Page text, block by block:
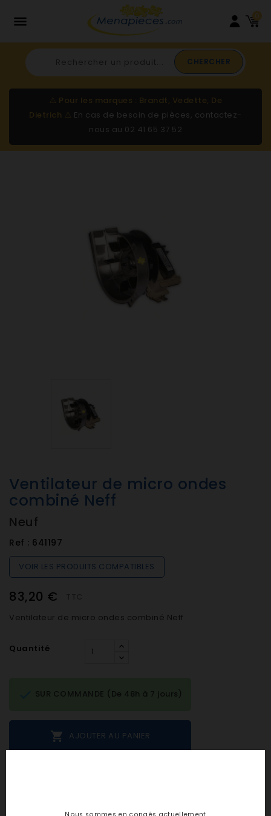
 0
CHERCHER
⚠️ Pour les marques : Brandt, Vedette, De
Dietrich ⚠️ En cas de besoin de pièces, contactez-
nous au 02 41 65 37 52
Ventilateur de micro ondes
combiné Neff
Neuf
Ref : 641197
VOIR LES PRODUITS COMPATIBLES
83,20 €
Ventilateur de micro ondes combiné Neff
Quantité
 AJOUTER AU PANIER
SUR COMMANDE (De 48h à 7 jours)